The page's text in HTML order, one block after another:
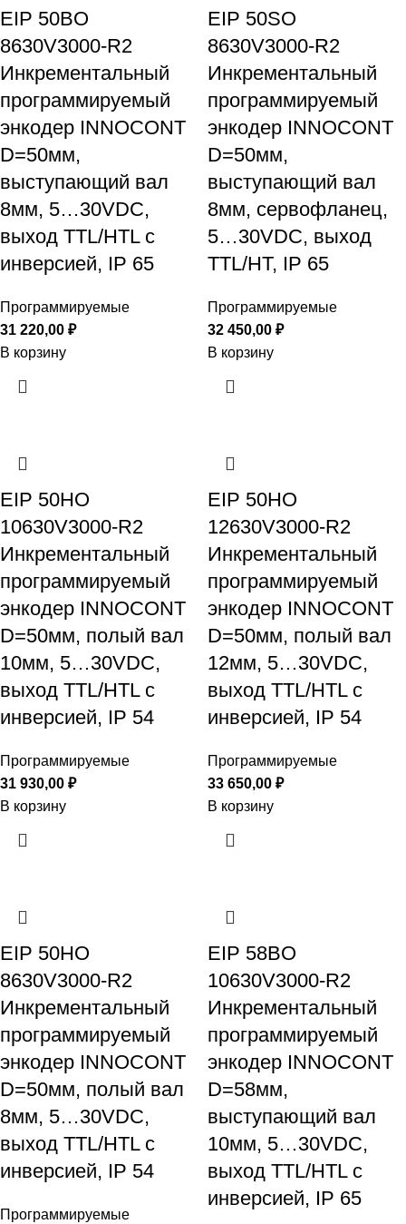
EIP 50BO
8630V3000-R2
Инкрементальный
программируемый
энкодер INNOCONT
D=50мм,
выступающий вал
8мм, 5…30VDC,
выход TTL/HTL с
инверсией, IP 65
Программируемые
31 220,00 ₽
В корзину
EIP 50SO
8630V3000-R2
Инкрементальный
программируемый
энкодер INNOCONT
D=50мм,
выступающий вал
8мм, сервофланец,
5…30VDC, выход
TTL/HT, IP 65
Программируемые
32 450,00 ₽
В корзину
EIP 50HO
10630V3000-R2
Инкрементальный
программируемый
энкодер INNOCONT
D=50мм, полый вал
10мм, 5…30VDC,
выход TTL/HTL с
инверсией, IP 54
Программируемые
31 930,00 ₽
В корзину
EIP 50HO
12630V3000-R2
Инкрементальный
программируемый
энкодер INNOCONT
D=50мм, полый вал
12мм, 5…30VDC,
выход TTL/HTL с
инверсией, IP 54
Программируемые
33 650,00 ₽
В корзину
EIP 50HO
8630V3000-R2
Инкрементальный
программируемый
энкодер INNOCONT
D=50мм, полый вал
8мм, 5…30VDC,
выход TTL/HTL с
инверсией, IP 54
Программируемые
EIP 58BO
10630V3000-R2
Инкрементальный
программируемый
энкодер INNOCONT
D=58мм,
выступающий вал
10мм, 5…30VDC,
выход TTL/HTL с
инверсией, IP 65